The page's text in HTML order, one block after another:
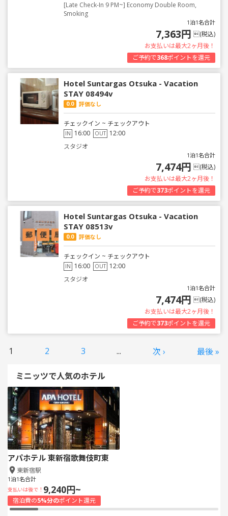
[Late Check-In 9 PM~] Economy Double Room,
Smoking
1泊1名合計
7,363円 (税込)
お支払いは最大2ヶ月後！
ご予約で368ポイントを還元
Hotel Suntargas Otsuka - Vacation
STAY 08494v
0.0 評価なし
チェックイン ~ チェックアウト
IN 16:00 OUT 12:00
スタジオ
1泊1名合計
7,474円 (税込)
お支払いは最大2ヶ月後！
ご予約で373ポイントを還元
Hotel Suntargas Otsuka - Vacation
STAY 08513v
0.0 評価なし
チェックイン ~ チェックアウト
IN 16:00 OUT 12:00
スタジオ
1泊1名合計
7,474円 (税込)
お支払いは最大2ヶ月後！
ご予約で373ポイントを還元
1 2 3 ... 次 › 最後 »
ミニッツで人気のホテル
アパホテル 東新宿歌舞伎町東
東新宿駅
1泊1名合計
支払いは後で！ 9,240円~
宿泊費の5%分のポイント還元